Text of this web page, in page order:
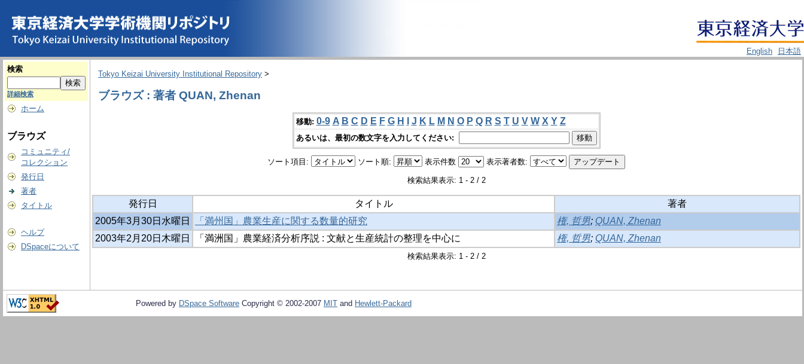
English
日本語
検索
詳細検索
ホーム
ブラウズ
コミュニティ/
コレクション
発行日
著者
タイトル
ヘルプ
DSpaceについて
Tokyo Keizai University Institutional Repository >
ブラウズ : 著者 QUAN, Zhenan
移動: 0-9 A B C D E F G H J K L M N O P Q R S T U V W X Y Z
あるいは、最初の数文字を入力してください:
ソート項目: ソート順: 表示件数 表示著者数:
検索結果表示: 1 - 2 / 2
発行日 タイトル
著者
2005年3月30日水曜日
「満州国」農業生産に関する数量的研究 権, 哲男; QUAN, Zhenan
2003年2月20日木曜日
「満洲国」農業経済分析序説 : 文献と生産統計の整理を中心に 権, 哲男; QUAN, Zhenan
検索結果表示: 1 - 2 / 2
Powered by DSpace Software Copyright © 2002-2007 MIT and Hewlett-Packard